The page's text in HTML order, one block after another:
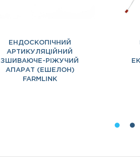
ЕНДОСКОПІЧНИЙ
АРТИКУЛЯЦІЙНИЙ
ЗШИВАЮЧЕ-РІЖУЧИЙ
АПАРАТ (ЕШЕЛОН)
FARMLINK